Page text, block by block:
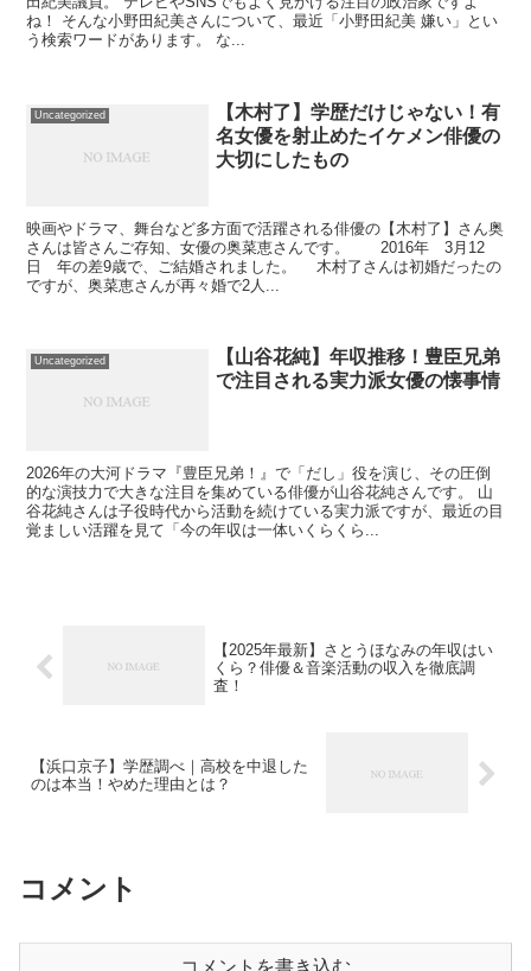
ね！ そんな小野田紀美さんについて、最近「小野田紀美 嫌い」とい
う検索ワードがあります。 な...
Uncategorized
【木村了】学歴だけじゃない！有
名女優を射止めたイケメン俳優の
大切にしたもの
映画やドラマ、舞台など多方面で活躍される俳優の【木村了】さん奥
さんは皆さんご存知、女優の奥菜恵さんです。 2016年 3月12
日 年の差9歳で、ご結婚されました。 木村了さんは初婚だったの
ですが、奥菜恵さんが再々婚で2人...
Uncategorized
【山谷花純】年収推移！豊臣兄弟
で注目される実力派女優の懐事情
2026年の大河ドラマ『豊臣兄弟！』で「だし」役を演じ、その圧倒
的な演技力で大きな注目を集めている俳優が山谷花純さんです。 山
谷花純さんは子役時代から活動を続けている実力派ですが、最近の目
覚ましい活躍を見て「今の年収は一体いくらくら...
【2025年最新】さとうほなみの年収はい
くら？俳優＆音楽活動の収入を徹底調
査！
【浜口京子】学歴調べ｜高校を中退した
のは本当！やめた理由とは？
コメント
コメントを書き込む